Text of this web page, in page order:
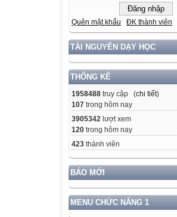
Quên mật khẩu ĐK thành viên
TÀI NGUYÊN DẠY HỌC
THỐNG KÊ
1958488 truy cập (chi tiết)
107 trong hôm nay
3905342 lượt xem
120 trong hôm nay
423 thành viên
BÁO MỚI
MENU CHỨC NĂNG 1